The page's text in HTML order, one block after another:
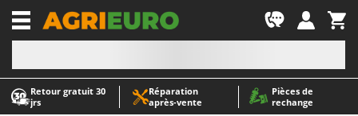
Retour gratuit 30
jrs
Réparation
après‑vente
Pièces de
rechange
-1
A
Abris de jardin
A